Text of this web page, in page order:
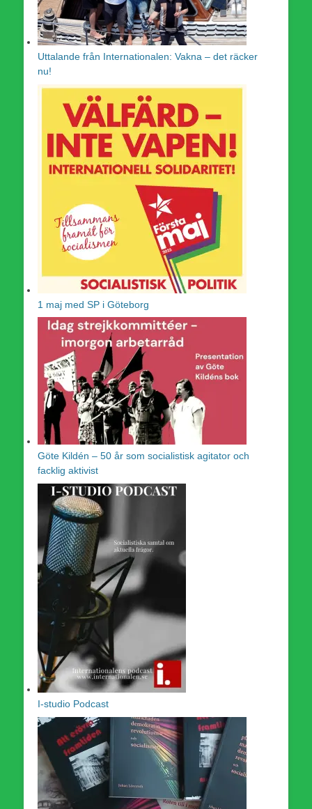
Uttalande från Internationalen: Vakna – det räcker
nu!
1 maj med SP i Göteborg
Göte Kildén – 50 år som socialistisk agitator och
facklig aktivist
I-studio Podcast